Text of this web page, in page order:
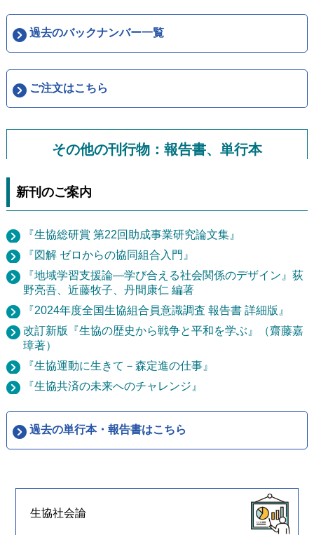
過去のバックナンバー一覧
ご注文はこちら
その他の刊行物：報告書、単行本
新刊のご案内
『生協総研賞 第22回助成事業研究論文集』
『図解 ゼロからの協同組合入門』
『地域学習支援論―学び合える社会関係のデザイン』荻
野亮吾、近藤牧子、丹間康仁 編著
『2024年度全国生協組合員意識調査 報告書 詳細版』
改訂新版『生協の歴史から戦争と平和を学ぶ』（齋藤嘉
璋著）
『生協運動に生きて－森定進の仕事』
『生協共済の未来へのチャレンジ』
過去の単行本・報告書はこちら
生協社会論